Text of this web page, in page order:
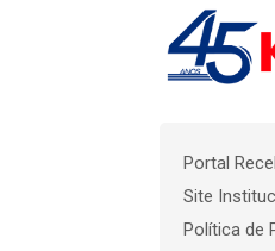
Portal
Site
Política de